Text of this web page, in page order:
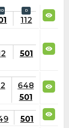
112
501
648
501
501